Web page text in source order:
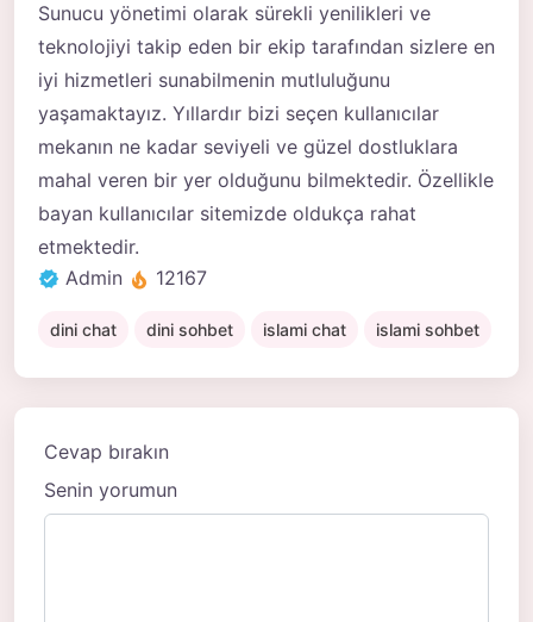
Sunucu yönetimi olarak sürekli yenilikleri ve
teknolojiyi takip eden bir ekip tarafından sizlere en
iyi hizmetleri sunabilmenin mutluluğunu
yaşamaktayız. Yıllardır bizi seçen kullanıcılar
mekanın ne kadar seviyeli ve güzel dostluklara
mahal veren bir yer olduğunu bilmektedir. Özellikle
bayan kullanıcılar sitemizde oldukça rahat
etmektedir.
Admin
12167
dini chat dini sohbet islami chat islami sohbet
Cevap bırakın
Senin yorumun